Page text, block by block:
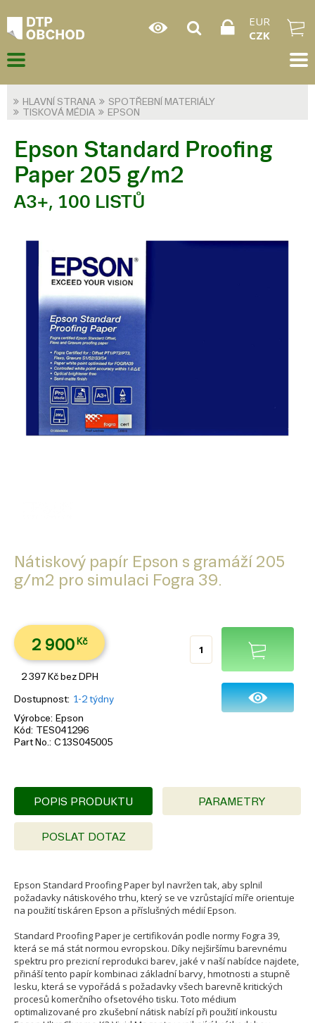
EUR
CZK
HLAVNÍ STRANA
SPOTŘEBNÍ MATERIÁLY
TISKOVÁ MÉDIA
EPSON
Epson Standard Proofing
Paper 205 g/m2
A3+, 100 LISTŮ
Nátiskový papír Epson s gramáží 205
g/m2 pro simulaci Fogra 39.
2 900 Kč
2 397 Kč bez DPH
Dostupnost 1-2 týdny
Výrobce
Epson
Kód
TES041296
Part No. C13S045005
POPIS PRODUKTU PARAMETRY
POSLAT DOTAZ
Epson Standard Proofing Paper byl navržen tak, aby splnil
požadavky nátiskového trhu, který se ve vzrůstající míře orientuje
na použití tiskáren Epson a příslušných médií Epson.
Standard Proofing Paper je certifikován podle normy Fogra 39,
která se má stát normou evropskou. Díky nejširšímu barevnému
spektru pro prezicní reprodukci barev, jaké v naší nabídce najdete,
přináší tento papír kombinaci základní barvy, hmotnosti a stupně
lesku, která se vypořádá s požadavky všech barevně kritických
procesů komerčního ofsetového tisku. Toto médium
optimalizované pro zkušební nátisk nabízí při použití inkoustu